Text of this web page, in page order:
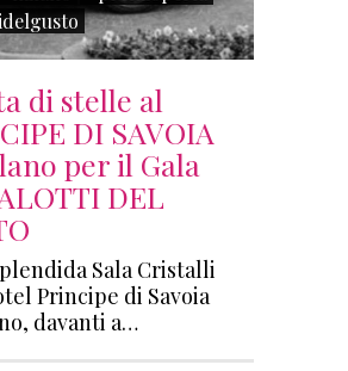
di stelle al
DI SAVOIA
per il Gala
DEL
Sala Cristalli
Principe di Savoia
davanti a…